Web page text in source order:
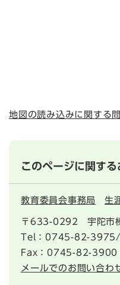
地図の読み込みに関する
このページに関す
教育委員会事務局 生
〒633-0292
宇陀市
Tel：0745-82-
Fax：0745-82-3900
メールでのお問い合わ